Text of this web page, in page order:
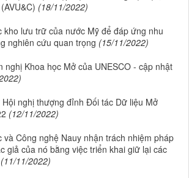
(18/11/2022)
kho lưu trữ của nước Mỹ để đáp ứng nhu
nghiên cứu quan trọng (15/11/2022)
nghị Khoa học Mở của UNESCO - cập nhật
nghị thượng đỉnh Đối tác Dữ liệu Mở
(12/11/2022)
và Công nghệ Nauy nhận trách nhiệm pháp
giả của nó bằng việc triển khai giữ lại các
(11/11/2022)